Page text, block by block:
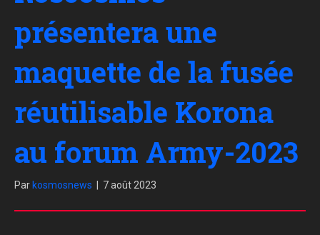
présentera une
maquette de la fusée
réutilisable Korona
au forum Army-2023
Par kosmosnews 7 août 2023